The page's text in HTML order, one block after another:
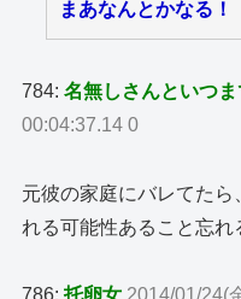
まあなんとかなる！
784:名無しさんといつ
00:04:37.14 0
元彼の家庭にバレてたら
れる可能性あること忘れ